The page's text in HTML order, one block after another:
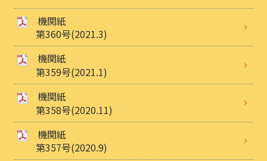
機関紙
第360号(2021.3)
機関紙
第359号(2021.1)
機関紙
第358号(2020.11)
機関紙
第357号(2020.9)